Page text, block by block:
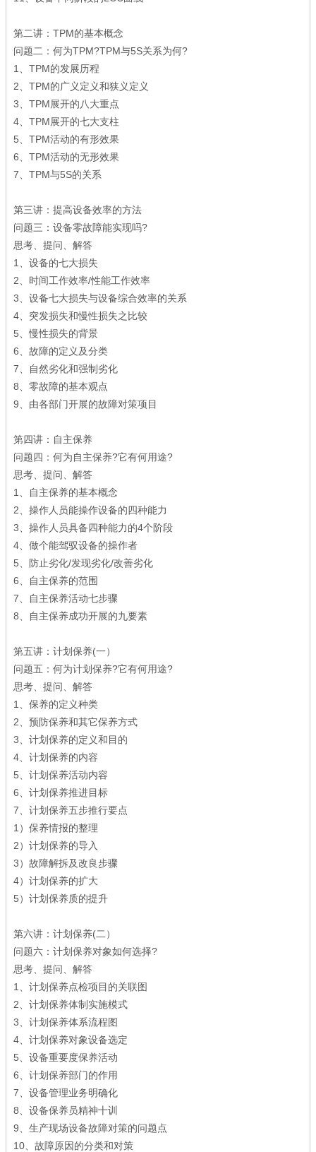
第二讲：TPM的基本概念
问题二：何为TPM?TPM与5S关系为何?
1、TPM的发展历程
2、TPM的广义定义和狭义定义
3、TPM展开的八大重点
4、TPM展开的七大支柱
5、TPM活动的有形效果
6、TPM活动的无形效果
7、TPM与5S的关系
第三讲：提高设备效率的方法
问题三：设备零故障能实现吗?
思考、提问、解答
1、设备的七大损失
2、时间工作效率/性能工作效率
3、设备七大损失与设备综合效率的关系
4、突发损失和慢性损失之比较
5、慢性损失的背景
6、故障的定义及分类
7、自然劣化和强制劣化
8、零故障的基本观点
9、由各部门开展的故障对策项目
第四讲：自主保养
问题四：何为自主保养?它有何用途?
思考、提问、解答
1、自主保养的基本概念
2、操作人员能操作设备的四种能力
3、操作人员具备四种能力的4个阶段
4、做个能驾驭设备的操作者
5、防止劣化/发现劣化/改善劣化
6、自主保养的范围
7、自主保养活动七步骤
8、自主保养成功开展的九要素
第五讲：计划保养(一）
问题五：何为计划保养?它有何用途?
思考、提问、解答
1、保养的定义种类
2、预防保养和其它保养方式
3、计划保养的定义和目的
4、计划保养的内容
5、计划保养活动内容
6、计划保养推进目标
7、计划保养五步推行要点
1）保养情报的整理
2）计划保养的导入
3）故障解拆及改良步骤
4）计划保养的扩大
5）计划保养质的提升
第六讲：计划保养(二）
问题六：计划保养对象如何选择?
思考、提问、解答
1、计划保养点检项目的关联图
2、计划保养体制实施模式
3、计划保养体系流程图
4、计划保养对象设备选定
5、设备重要度保养活动
6、计划保养部门的作用
7、设备管理业务明确化
8、设备保养员精神十训
9、生产现场设备故障对策的问题点
10、故障原因的分类和对策